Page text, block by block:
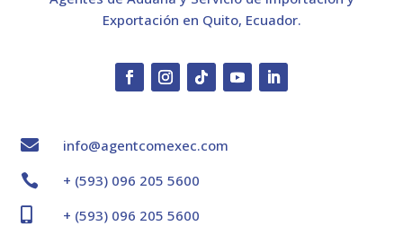
Exportación en Quito, Ecuador.

info@agentcomexec.com

+ (593) 096 205 5600

+ (593) 096 205 5600